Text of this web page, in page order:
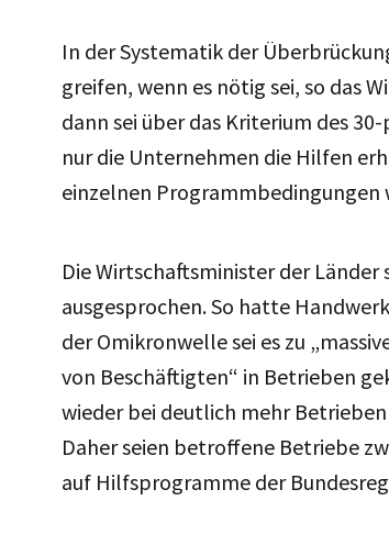
In der Systematik der
greifen, wenn es nötig sei, so das
dann sei über das Kriterium des
nur die Unternehmen die Hilfen
einzelnen
Die Wirtschaftsminister der
ausgesprochen. So hatte
der Omikronwelle sei es zu
von Beschäftigten“ in Betrieben
wieder bei deutlich mehr
Daher seien betroffene Betriebe
auf Hilfsprogramme der